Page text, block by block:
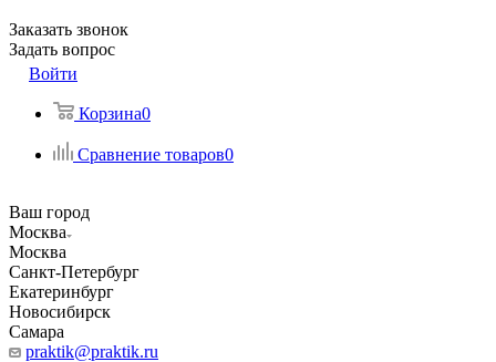
Заказать звонок
Задать вопрос
Войти
Корзина0
Сравнение товаров0
Ваш город
Москва
Москва
Санкт-Петербург
Екатеринбург
Новосибирск
Самара
praktik@praktik.ru